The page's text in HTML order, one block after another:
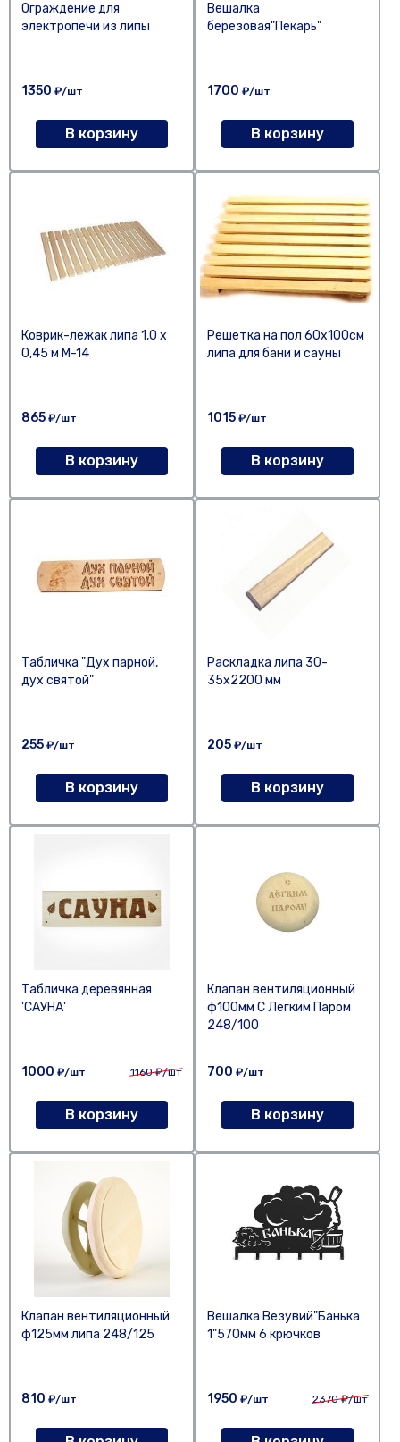
Ограждение для
электропечи из липы
1350 ₽/шт
В корзину
Вешалка
березовая"Пекарь"
1700 ₽/шт
В корзину
Коврик-лежак липа 1,0 х
0,45 м М-14
865 ₽/шт
В корзину
Решетка на пол 60х100см
липа для бани и сауны
1015 ₽/шт
В корзину
Табличка "Дух парной,
дух святой"
255 ₽/шт
В корзину
Раскладка липа 30-
35х2200 мм
205 ₽/шт
В корзину
Табличка деревянная
'САУНА'
1000 ₽/шт 1160₽/шт
В корзину
Клапан вентиляционный
ф100мм С Легким Паром
248/100
700 ₽/шт
В корзину
Клапан вентиляционный
ф125мм липа 248/125
810 ₽/шт
Вешалка Везувий"Банька
1"570мм 6 крючков
1950 ₽/шт 2370₽/шт